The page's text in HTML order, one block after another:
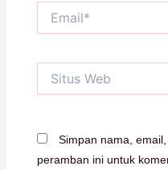
Web
Simpan nama,
peramban ini untuk